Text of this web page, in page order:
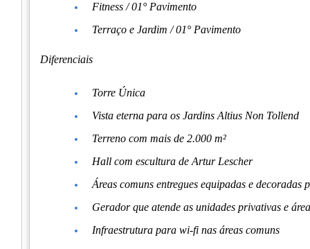
Fitness / 01° Pavimento
Terraço e Jardim / 01° Pavimento
Diferenciais
Torre Única
Vista eterna para os Jardins Altius Non Tollend
Terreno com mais de 2.000 m²
Hall com escultura de Artur Lescher
Áreas comuns entregues equipadas e decoradas
Gerador que atende as unidades privativas e
Infraestrutura para wi-fi nas áreas comuns